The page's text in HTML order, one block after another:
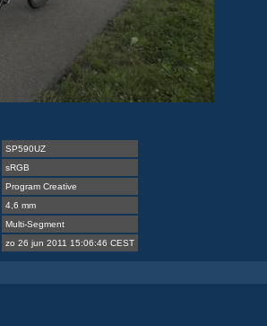
SP590UZ
sRGB
Program Creative
4,6 mm
Multi-Segment
zo 26 jun 2011 15:06:46 CEST